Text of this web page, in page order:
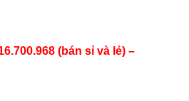
(bán sỉ và lẻ) –